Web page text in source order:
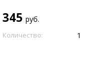
345 руб.
Количество: